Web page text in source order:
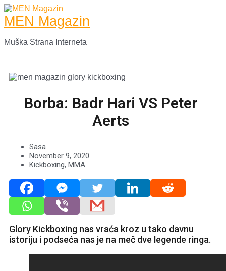
Skip
to
content
MEN Magazin
Muška Strana Interneta
Menu
Borba: Badr Hari VS Peter
Aerts
Sasa
November 9, 2020
Kickboxing, MMA
Glory Kickboxing nas vraća kroz u tako davnu
istoriju i podseća nas je na meč dve legende ringa.